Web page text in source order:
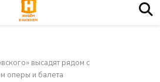
высадят рядом с
оперы и балета